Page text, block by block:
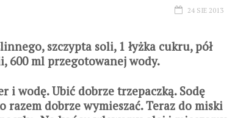
24 SIE 2013
szczypta soli, 1 łyżka cukru, pół
600 ml przegotowanej wody.
i wodę. Ubić dobrze trzepaczką. Sodę
razem dobrze wymieszać. Teraz do miski